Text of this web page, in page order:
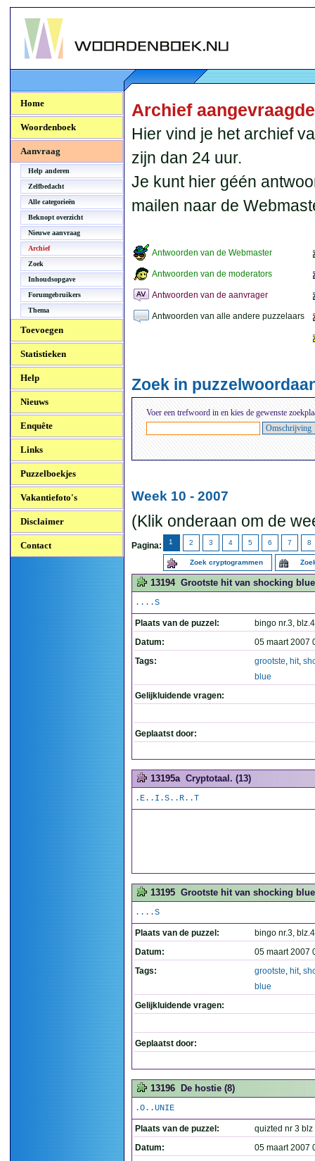
Woordenboek.NU
Home
Woordenboek
Aanvraag
Help anderen
Zelfbedacht
Alle categorieën
Beknopt overzicht
Nieuwe aanvraag
Archief
Zoek
Inhoudsopgave
Forumgebruikers
Thema
Toevoegen
Statistieken
Help
Nieuws
Enquête
Links
Puzzelboekjes
Vakantiefoto's
Disclaimer
Contact
Archief
Hier vind je het archief
zijn dan 24 uur.
Je kunt hier géén
mailen naar de
Antwoorden van de Webmaster
Antwoorden van de moderators
Antwoorden van de aanvrager
Antwoorden van alle andere puzzelaars
Zoek in
Voer een trefwoord in en kies de gewenste
Week 10 - 2007
(Klik onderaan om de
Pagina: 1 2 3 4 5 6 7 8
Zoek cryptogrammen
13194 Grootste hit van shocking
....S
Plaats van de puzzel:
bingo nr.3,
Datum:
05 maart 2007
Tags:
grootste, hit,
blue
Gelijkluidende vragen:
Geplaatst door:
13195a Cryptotaal. (13)
.E..I.S..R..T
13195 Grootste hit van shocking
....S
Plaats van de puzzel:
bingo nr.3,
Datum:
05 maart 2007
Tags:
grootste, hit,
blue
Gelijkluidende vragen:
Geplaatst door:
13196 De hostie (8)
.O..UNIE
Plaats van de puzzel:
quizted nr 3 blz
Datum:
05 maart 2007